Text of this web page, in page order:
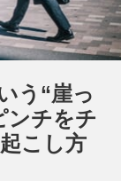
う“崖っ
ンチをチ
こし方